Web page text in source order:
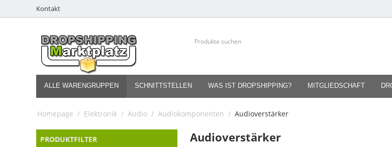
Kontakt
ALLE WARENGRUPPEN SCHNITTSTELLEN WAS IST DROPSHIPPING? MITGLIEDSCHAFT
Homepage / Elektronik / Audio / Audiokomponenten / Audioverstärker
PRODUKTFILTER Audioverstärker